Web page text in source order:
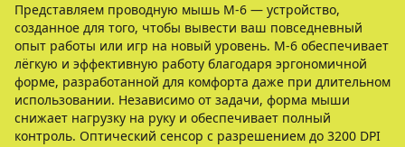
Представляем проводную мышь M-6 — устройство,
созданное для того, чтобы вывести ваш повседневный
опыт работы или игр на новый уровень. M-6 обеспечивает
лёгкую и эффективную работу благодаря эргономичной
форме, разработанной для комфорта даже при длительном
использовании. Независимо от задачи, форма мыши
снижает нагрузку на руку и обеспечивает полный
контроль. Оптический сенсор с разрешением до 3200 DPI